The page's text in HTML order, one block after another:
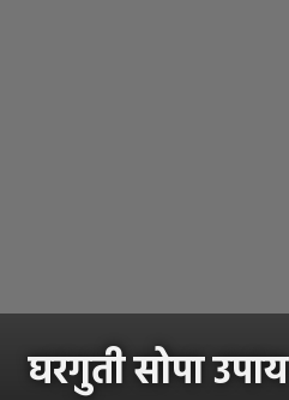
घरगुती सोपा उपाय